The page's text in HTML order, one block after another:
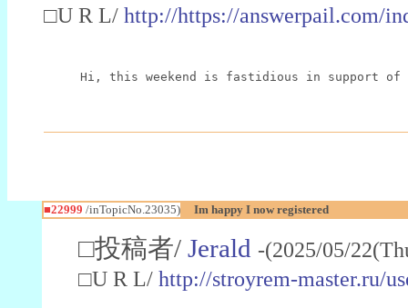
□U R L/ http://https://answerpail.com/
Hi, this weekend is fastidious in support of
■22999 /inTopicNo.23035) Im happy I now registered
□投稿者/ Jerald -(2025/05/
□U R L/ http://stroyrem-master.ru/